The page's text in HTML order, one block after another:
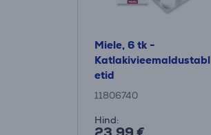
Miele, 6 tk -
Katlakivieemaldustabl
etid
11806740
Hind: